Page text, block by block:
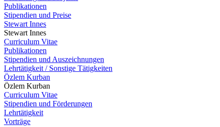
Publikationen
Stipendien und Preise
Stewart Innes
Stewart Innes
Curriculum Vitae
Publikationen
Stipendien und Auszeichnungen
Lehrtätigkeit / Sonstige Tätigkeiten
Özlem Kurban
Özlem Kurban
Curriculum Vitae
Stipendien und Förderungen
Lehrtätigkeit
Vorträge